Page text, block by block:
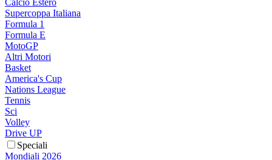
Calcio Estero
Supercoppa Italiana
Formula 1
Formula E
MotoGP
Altri Motori
Basket
America's Cup
Nations League
Tennis
Sci
Volley
Drive UP
Speciali
Mondiali 2026